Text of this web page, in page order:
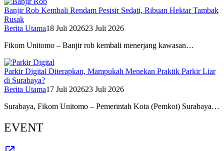
Banjir Rob Kembali Rendam Pesisir Sedati, Ribuan Hektar Tambak
Rusak
Berita Utama18 Juli 202623 Juli 2026
Fikom Unitomo – Banjir rob kembali menerjang kawasan…
Parkir Digital Diterapkan, Mampukah Menekan Praktik Parkir Liar
di Surabaya?
Berita Utama17 Juli 202623 Juli 2026
Surabaya, Fikom Unitomo – Pemerintah Kota (Pemkot) Surabaya…
EVENT